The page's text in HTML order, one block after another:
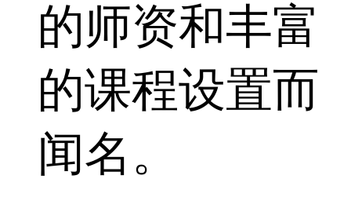
的师资和丰富
的课程设置而
闻名。